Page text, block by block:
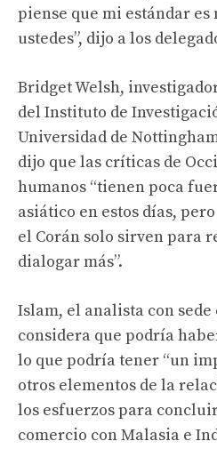
piense que mi estándar es
ustedes”, dijo a los
Bridget Welsh,
del Instituto de
Universidad de
dijo que las críticas de
humanos “tienen poca
asiático en estos días,
el Corán solo sirven para
dialogar más”.
Islam, el analista con sede
considera que podría
lo que podría tener “un
otros elementos de la
los esfuerzos para
comercio con Malasia e